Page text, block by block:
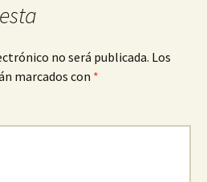
no será publicada. Los
marcados con *